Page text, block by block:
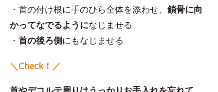
・首の付け根に手のひら全体を添わせ、 鎖骨に向
かってなでるようになじませる
・ 首の後ろ側にもなじませる
＼Check！／